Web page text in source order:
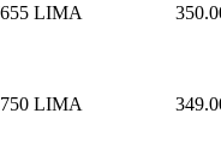
LIMA
LIMA